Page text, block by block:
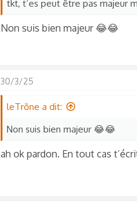
tkt, t’es peut être pas majeur
Non suis bien majeur 😂😂
30/3/25
leTrõne a dit:
Non suis bien majeur 😂😂
ah ok pardon. En tout cas